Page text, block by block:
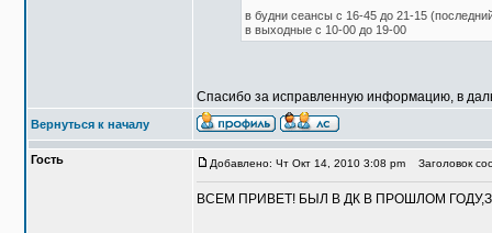
в будни сеансы с 16-45 до 21-15
в выходные с 10-00 до 19-00
Спасибо за исправленную информацию, в
Вернуться к началу
Гость Добавлено: Чт Окт 14, 2010 3:08 pm Заголовок
ВСЕМ ПРИВЕТ! БЫЛ В ДК В ПРОШЛОМ